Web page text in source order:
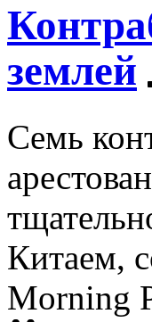
землей
Семь
Китаем,
Morning